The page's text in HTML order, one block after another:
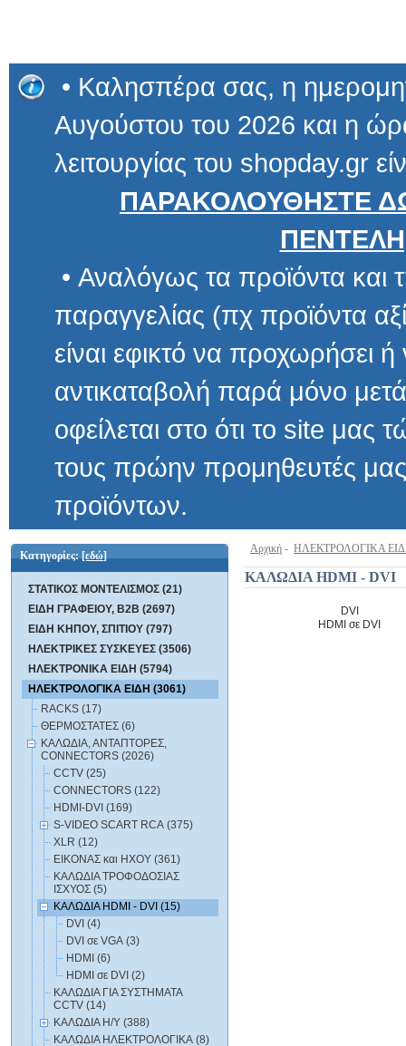
• Καλησπέρα σας, η
Αυγούστου του 2026 και η
λειτουργίας του shopday.gr
ΠΑΡΑΚΟΛΟΥΘΗΣΤΕ
• Αναλόγως τα προϊόντα και
παραγγελίας (πχ προϊόντα αξίας
είναι εφικτό να προχωρήσει ή να
αντικαταβολή παρά μόνο μετά
οφείλεται στο ότι το site μας τώρα
τους πρώην προμηθευτές μας
προϊόντων.
Κατηγορίες:[εδώ]
ΣΤΑΤΙΚΟΣ ΜΟΝΤΕΛΙΣΜΟΣ (21)
ΕΙΔΗ ΓΡΑΦΕΙΟΥ, B2B (2697)
ΕΙΔΗ ΚΗΠΟΥ, ΣΠΙΤΙΟΥ (797)
ΗΛΕΚΤΡΙΚΕΣ ΣΥΣΚΕΥΕΣ (3506)
ΗΛΕΚΤΡΟΝΙΚΑ ΕΙΔΗ (5794)
ΗΛΕΚΤΡΟΛΟΓΙΚΑ ΕΙΔΗ (3061)
RACKS (17)
ΘΕΡΜΟΣΤΑΤΕΣ (6)
ΚΑΛΩΔΙΑ, ΑΝΤΑΠΤΟΡΕΣ,
CONNECTORS (2026)
CCTV (25)
CONNECTORS (122)
HDMI-DVI (169)
S-VIDEO SCART RCA (375)
XLR (12)
ΕΙΚΟΝΑΣ και ΗΧΟΥ (361)
ΚΑΛΩΔΙA ΤΡΟΦΟΔΟΣΙΑΣ
ΙΣΧΥΟΣ (5)
ΚΑΛΩΔΙΑ HDMI - DVI (15)
DVI (4)
DVI σε VGA (3)
HDMI (6)
HDMI σε DVI (2)
ΚΑΛΩΔΙΑ ΓΙΑ ΣΥΣΤΗΜΑΤΑ
CCTV (14)
ΚΑΛΩΔΙΑ Η/Υ (388)
ΚΑΛΩΔΙΑ ΗΛΕΚΤΡΟΛΟΓΙΚΑ (8)
Αρχική - ΗΛΕΚΤΡΟΛΟΓΙΚΑ
ΚΑΛΩΔΙΑ HDMI - DVI
DVI
HDMI σε DVI